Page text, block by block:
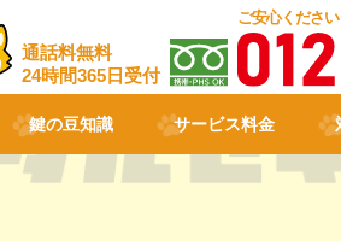
通話料無料
24時間365日受付
ご安心くださ
鍵の豆知識 サービス料金